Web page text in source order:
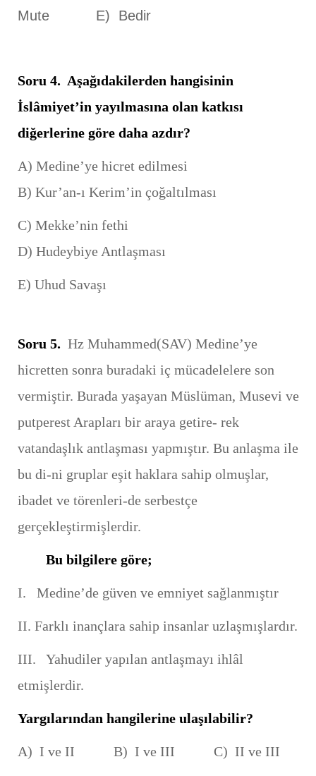
Mute E) Bedir
Soru 4. Aşağıdakilerden hangisinin
İslâmiyet’in yayılmasına olan katkısı
diğerlerine göre daha azdır?
A) Medine’ye hicret edilmesi
B) Kur’an-ı Kerim’in çoğaltılması
C) Mekke’nin fethi
D) Hudeybiye Antlaşması
E) Uhud Savaşı
Soru 5. Hz Muhammed(SAV) Medine’ye
hicretten sonra buradaki iç mücadelelere son
vermiştir. Burada yaşayan Müslüman, Musevi ve
putperest Arapları bir araya getire- rek
vatandaşlık antlaşması yapmıştır. Bu anlaşma ile
bu di-ni gruplar eşit haklara sahip olmuşlar,
ibadet ve törenleri-de serbestçe
gerçekleştirmişlerdir.
Bu bilgilere göre;
I. Medine’de güven ve emniyet sağlanmıştır
II. Farklı inançlara sahip insanlar uzlaşmışlardır.
III. Yahudiler yapılan antlaşmayı ihlâl
etmişlerdir.
Yargılarından hangilerine ulaşılabilir?
A) I ve II B) I ve III C) II ve III